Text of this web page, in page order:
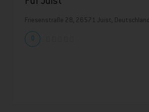
Friesenstraße 28, 26571 Juist, Deutschland
0